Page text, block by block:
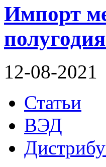
Импорт
12-08-2021
Статьи
ВЭД